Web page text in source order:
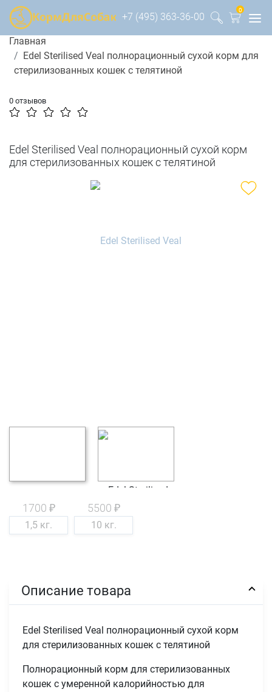
+7 (495) 363-36-00
0
Главная
Edel Sterilised Veal полнорационный сухой корм для
стерилизованных кошек с телятиной
0 отзывов
Edel Sterilised Veal полнорационный сухой корм
для стерилизованных кошек с телятиной
1700 ₽
1,5 кг.
5500 ₽
10 кг.
Описание товара
Edel Sterilised Veal полнорационный сухой корм
для стерилизованных кошек с телятиной
Полнорационный корм для стерилизованных
кошек с умеренной калорийностью для